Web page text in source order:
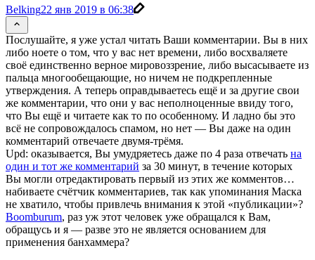
Belking22 янв 2019 в 06:38
Послушайте, я уже устал читать Ваши комментарии. Вы в них
либо ноете о том, что у вас нет времени, либо восхваляете
своё единственно верное мировоззрение, либо высасываете из
пальца многообещающие, но ничем не подкрепленные
утверждения. А теперь оправдываетесь ещё и за другие свои
же комментарии, что они у вас неполноценные ввиду того,
что Вы ещё и читаете как то по особенному. И ладно бы это
всё не сопровождалось спамом, но нет — Вы даже на один
комментарий отвечаете двумя-трёмя.
Upd: оказывается, Вы умудряетесь даже по 4 раза отвечать на
один и тот же комментарий за 30 минут, в течение которых
Вы могли отредактировать первый из этих же комментов…
набиваете счётчик комментариев, так как упоминания Маска
не хватило, чтобы привлечь внимания к этой «публикации»?
Boomburum, раз уж этот человек уже обращался к Вам,
обращусь и я — разве это не является основанием для
применения банхаммера?